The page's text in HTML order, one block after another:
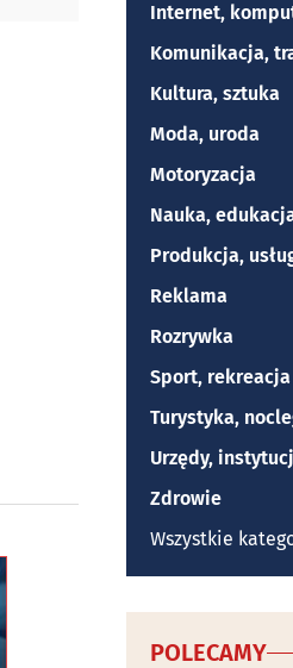
Internet,
Komunikacja,
Kultura, sztuka
Moda, uroda
Motoryzacja
Nauka,
Produkcja,
Reklama
Rozrywka
Sport, rekreacja
Turystyka,
Urzędy,
Zdrowie
Wszystkie
POLECAMY